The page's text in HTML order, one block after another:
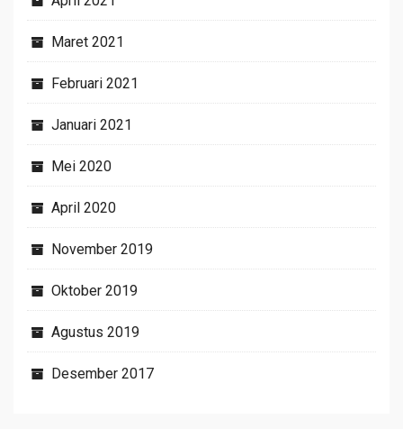
Maret 2021
Februari 2021
Januari 2021
Mei 2020
April 2020
November 2019
Oktober 2019
Agustus 2019
Desember 2017